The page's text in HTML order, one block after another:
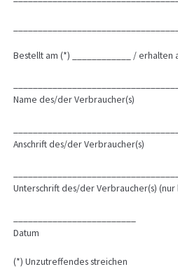
Bestellt am (*) ____________ / erhalten
Name des/der Verbraucher(s)
Anschrift des/der Verbraucher(s)
Unterschrift des/der Verbraucher(s)
Datum
(*) Unzutreffendes streichen